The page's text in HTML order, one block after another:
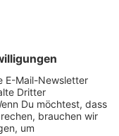
einer
es am